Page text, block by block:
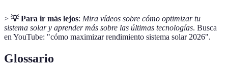
> 💡 Para ir más lejos: Mira vídeos sobre cómo optimizar tu
sistema solar y aprender más sobre las últimas tecnologías. Busca
en YouTube: "cómo maximizar rendimiento sistema solar 2026".
Glossario